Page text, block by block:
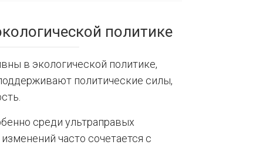
политике
в экологической политике,
политические силы,
среди ультраправых
часто сочетается с